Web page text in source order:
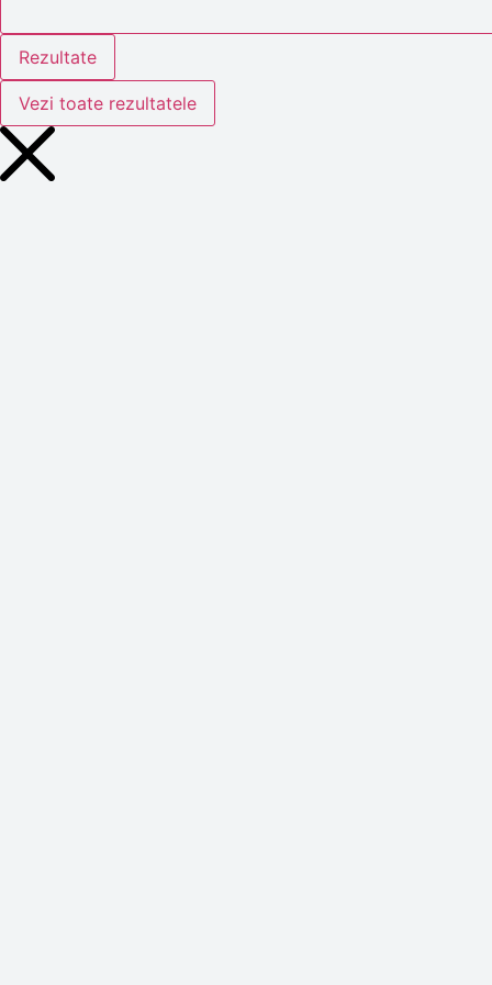
Rezultate
Vezi toate rezultatele